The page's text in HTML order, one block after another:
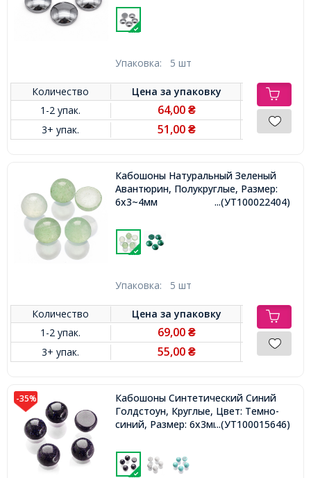
Упаковка: 5 шт
Количество Цена заупаковку
1-2 упак.
64,00₴
3+ упак. 51,00₴
Кабошоны Натуральный Зеленый
Авантюрин, Полукруглые, Размер:
6x3~4мм
...(УТ100022404)
Упаковка: 5 шт
Количество Цена заупаковку
1-2 упак.
69,00₴
3+ упак. 55,00₴
-35%
Кабошоны Синтетический Синий
Голдстоун, Круглые, Цвет: Темно-
синий, Размер: 6х3мм...(УТ100015646)